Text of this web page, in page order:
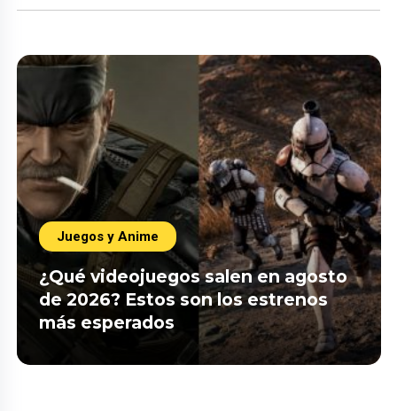
Juegos y Anime
¿Qué videojuegos salen en agosto
de 2026? Estos son los estrenos
más esperados